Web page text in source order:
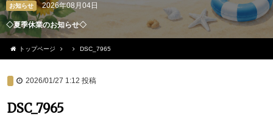
お知らせ 2026年08月04日
◇夏季休業のお知らせ◇
トップページ DSC_7965
2026/01/27 1:12 投稿
DSC_7965